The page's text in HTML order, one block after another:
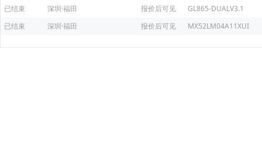
已结束
深圳·福田 报价后可见
GL865-DUALV3.1
已结束
深圳·福田 报价后可见 MX52LM04A11XUI